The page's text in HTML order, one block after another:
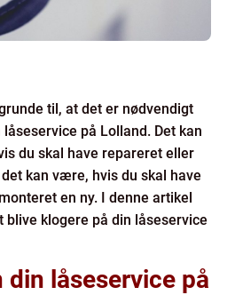
til, at det er nødvendigt
på Lolland. Det kan
du skal have repareret eller
kan være, hvis du skal have
en ny. I denne artikel
blive klogere på din låseservice
din låseservice på